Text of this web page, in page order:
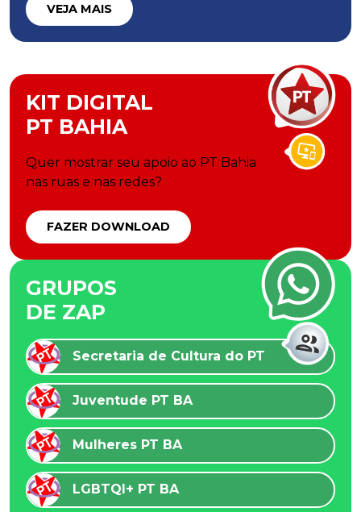
VEJA MAIS
KIT DIGITAL
PT BAHIA
Quer mostrar seu apoio ao PT Bahia
nas ruas e nas redes?
FAZER DOWNLOAD
GRUPOS
DE ZAP
Secretaria de Cultura do PT
Juventude PT BA
Mulheres PT BA
LGBTQI+ PT BA